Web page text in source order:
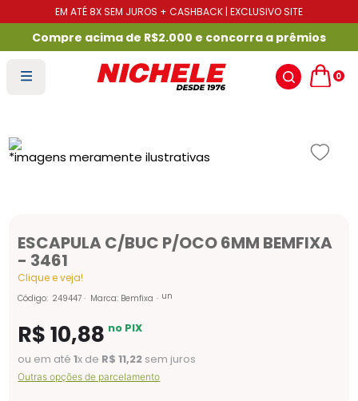
EM ATÉ 8X SEM JUROS + CASHBACK | EXCLUSIVO SITE
Compre acima de R$2.000 e concorra a prêmios
0
ESCAPULA C/BUC P/OCO 6MM BEMFIXA
- 3461
Clique e veja!
Código: 249447 Marca: Bemfixa un
R$10,88 no PIX
ou em até1x de R$ 11,22 sem juros
Outras opções de parcelamento